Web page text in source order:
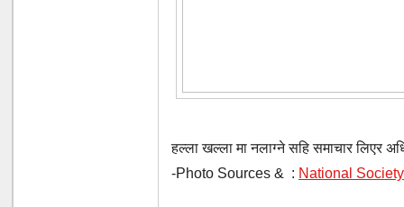
हल्ला खल्ला मा नलाग्ने सहि समाचार लिएर
-Photo Sources & : National